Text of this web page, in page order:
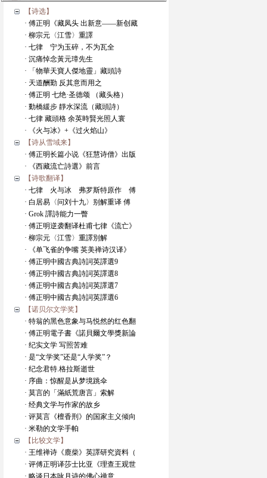
【诗选】
· 傅正明《藏凤头 出新意——新创藏
· 柳宗元〈江雪〉重譯
· 七律 宁为玉碎，不为瓦全
· 沉痛悼念黃元璋先生
· 「物華天寶人傑地靈」藏頭詩
· 天道酬勤 反其意而用之
· 傅正明 七绝·圣德颂 （藏头格）
· 動橋緩步 靜水深流（藏頭詩）
· 七律 藏頭格 余英時賢光照人寰
· 《火与冰》+《过火焰山》
【诗从雪域来】
· 傅正明长篇小说《狂慧诗僧》出版
· 《西藏流亡詩選》前言
【诗歌翻译】
· 七律 火与冰 弗罗斯特原作 傅
· 白居易〈问刘十九〉别解重译 傅
· Grok 譯詩能力一瞥
· 傅正明逆袭翻译杜甫七律《流亡》
· 柳宗元〈江雪〉重譯別解
· 《单飞雀的争嘴 英美禅诗汉译》
· 傅正明中國古典詩詞英譯選9
· 傅正明中國古典詩詞英譯選8
· 傅正明中國古典詩詞英譯選7
· 傅正明中國古典詩詞英譯選6
【诺贝尔文学奖】
· 特翁的黑色意象与马悦然的红色翻
· 傅正明電子書《諾貝爾文學獎新論
· 纪实文学 写照苦难
· 是“文学奖”还是“人学奖”？
· 纪念君特.格拉斯逝世
· 序曲：惊醒是从梦境跳伞
· 莫言的「滿紙荒唐言」索解
· 经典文学与作家的故乡
· 评莫言《檀香刑》的国家主义倾向
· 米勒的文学手帕
【比较文学】
· 王维禅诗《鹿柴》英譯研究資料（
· 评傅正明译莎士比亚《理查王观世
· 略谈日本咏月诗的佛心禅意